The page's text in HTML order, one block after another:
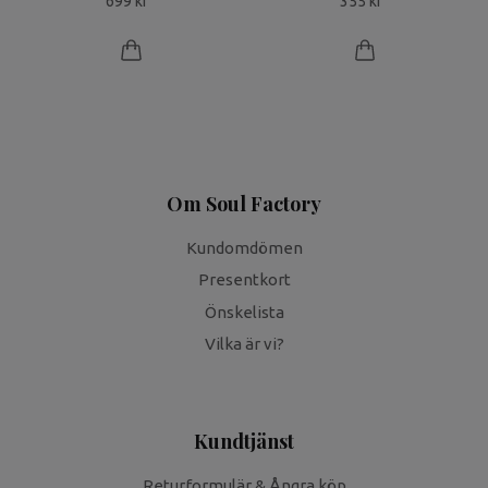
Om Soul Factory
Kundomdömen
Presentkort
Önskelista
Vilka är vi?
Kundtjänst